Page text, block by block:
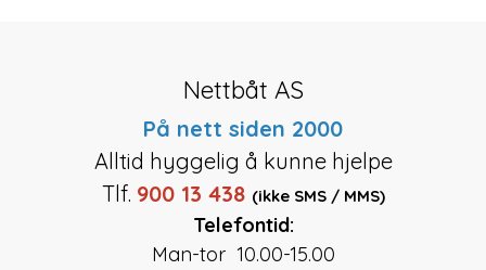
Nettbåt AS
På nett siden 2000
Alltid hyggelig å kunne hjelpe
Tlf. 900 13 438 (ikke SMS / MMS)
Telefontid:
Man-tor 10.00-15.00